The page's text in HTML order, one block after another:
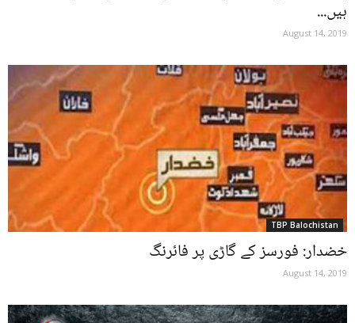
ہیں...
August 14, 2019
TBP Balochistan
خضدار: فورسز کے گاڑی پر فائرنگ
August 14, 2019